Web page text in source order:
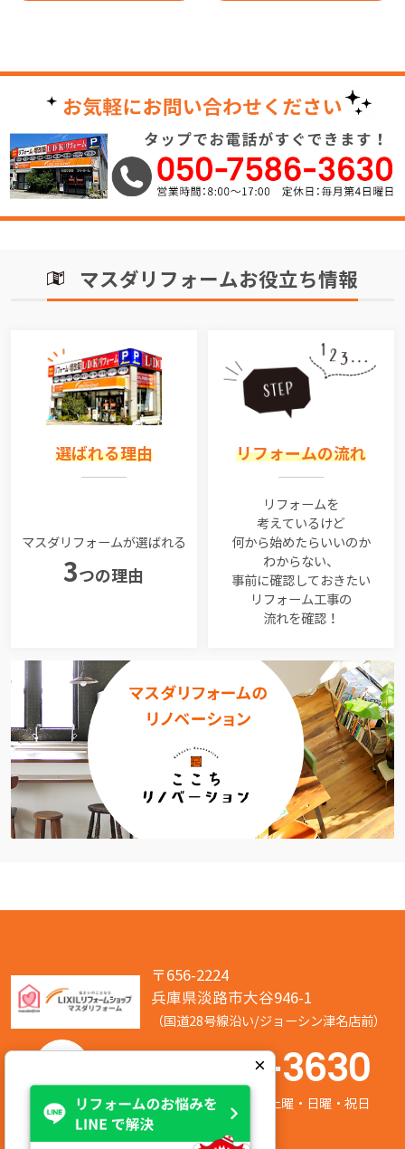
マスダリフォームお役立ち情報
選ばれる理由
マスダリフォームが選ばれる
3つの理由
リフォームの流れ
リフォームを
考えているけど
何から始めたらいいのか
わからない、
事前に確認しておきたい
リフォーム工事の
流れを確認！
〒656-2224
兵庫県淡路市大谷946-1
（国道28号線沿い/ジョーシン津名店前）
050-7586-3630
営業時間:8:00～17:00 定休日:第2/第4土曜・日曜・祝日
×